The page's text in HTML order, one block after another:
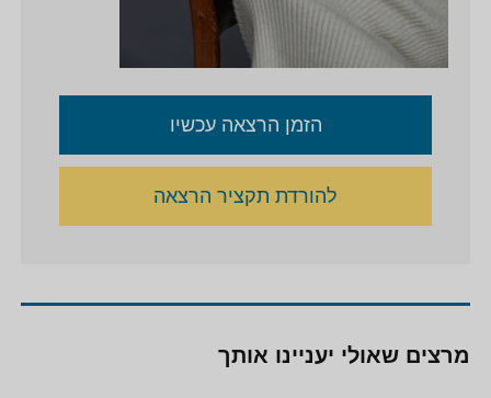
הזמן הרצאה עכשיו
להורדת תקציר הרצאה
מרצים שאולי יעניינו אותך